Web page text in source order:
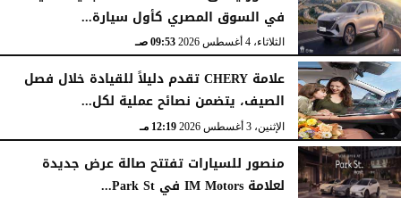
في السوق المصري كأول سيارة...
الثلاثاء، 4 أغسطس 2026 09:53 صـ
علامة CHERY تقدم دليلاً للقيادة خلال فصل
الصيف، يتضمن نصائح عملية لكل...
الإثنين، 3 أغسطس 2026 12:19 مـ
منصور للسيارات تفتتح صالة عرض جديدة
لعلامة IM Motors في Park St...